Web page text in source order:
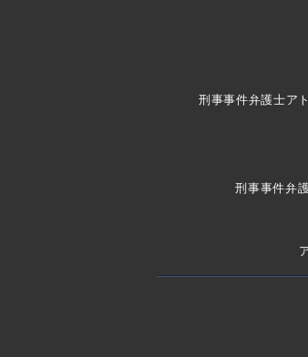
刑事事件弁護士ア
刑事事件弁